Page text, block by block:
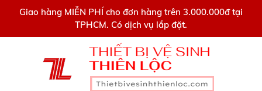
Giao hàng MIỄN PHÍ cho đơn hàng trên 3.000.000đ tại
TPHCM. Có dịch vụ lắp đặt.
0909445903